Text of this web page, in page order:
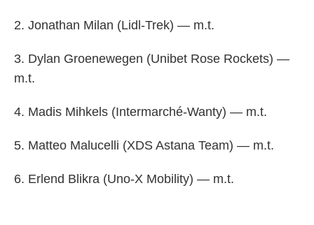
2. Jonathan Milan (Lidl-Trek) — m.t.
3. Dylan Groenewegen (Unibet Rose Rockets) —
m.t.
4. Madis Mihkels (Intermarché-Wanty) — m.t.
5. Matteo Malucelli (XDS Astana Team) — m.t.
6. Erlend Blikra (Uno-X Mobility) — m.t.